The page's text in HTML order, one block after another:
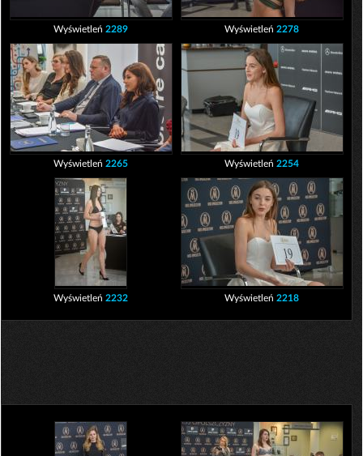
Wyświetleń2289 Wyświetleń2278
Wyświetleń2265 Wyświetleń2254
Wyświetleń2232 Wyświetleń2218